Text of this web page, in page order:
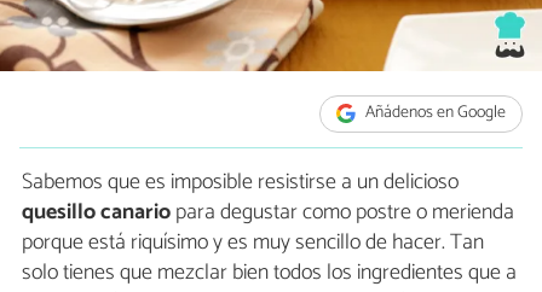
Añádenos en Google
Sabemos que es imposible resistirse a un delicioso
quesillo canariopara degustar como postre o merienda
porque está riquísimo y es muy sencillo de hacer. Tan
solo tienes que mezclar bien todos los ingredientes que a